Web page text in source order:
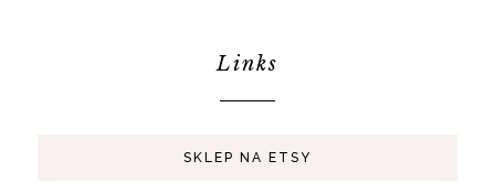
Links
SKLEP NA ETSY